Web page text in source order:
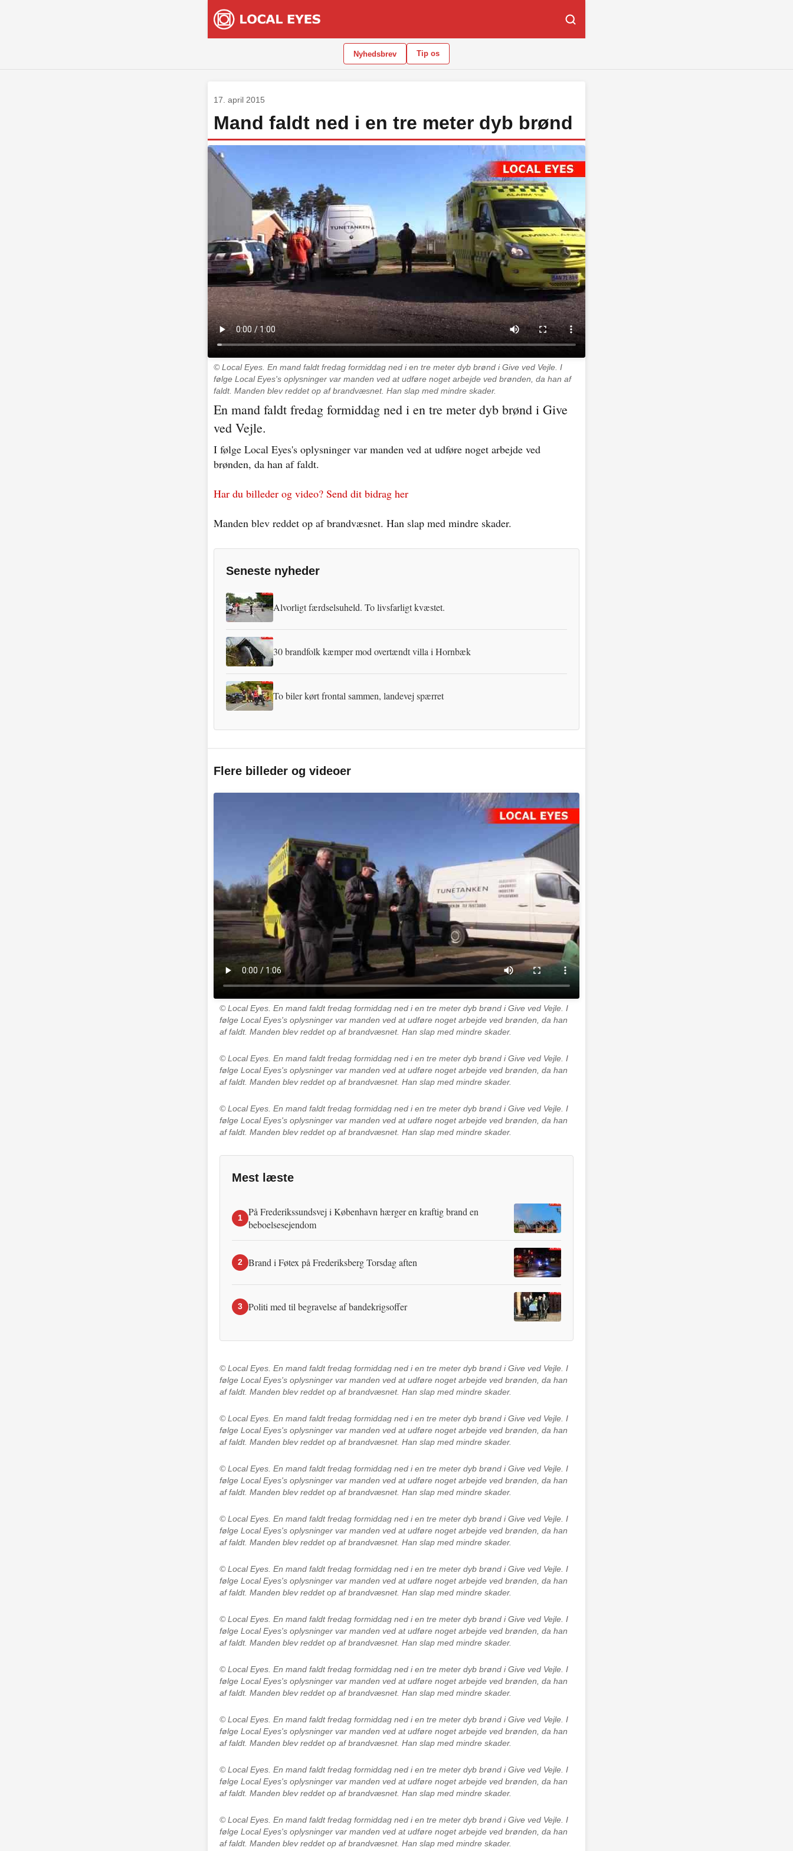
Nyhedsbrev Tip os
17. april 2015
Mand faldt ned i en tre meter dyb brønd
© Local Eyes. En mand faldt fredag formiddag ned i en tre meter dyb brønd i Give ved Vejle. I
følge Local Eyes's oplysninger var manden ved at udføre noget arbejde ved brønden, da han af
faldt. Manden blev reddet op af brandvæsnet. Han slap med mindre skader.
En mand faldt fredag formiddag ned i en tre meter dyb brønd i Give
ved Vejle.
I følge Local Eyes's oplysninger var manden ved at udføre noget arbejde ved
brønden, da han af faldt.
Har du billeder og video? Send dit bidrag her
Manden blev reddet op af brandvæsnet. Han slap med mindre skader.
Seneste nyheder
Alvorligt færdselsuheld. To livsfarligt kvæstet.
30 brandfolk kæmper mod overtændt villa i Hornbæk
To biler kørt frontal sammen, landevej spærret
Flere billeder og videoer
© Local Eyes. En mand faldt fredag formiddag ned i en tre meter dyb brønd i Give ved Vejle. I
følge Local Eyes's oplysninger var manden ved at udføre noget arbejde ved brønden, da han
af faldt. Manden blev reddet op af brandvæsnet. Han slap med mindre skader.
© Local Eyes. En mand faldt fredag formiddag ned i en tre meter dyb brønd i Give ved Vejle. I
følge Local Eyes's oplysninger var manden ved at udføre noget arbejde ved brønden, da han
af faldt. Manden blev reddet op af brandvæsnet. Han slap med mindre skader.
© Local Eyes. En mand faldt fredag formiddag ned i en tre meter dyb brønd i Give ved Vejle. I
følge Local Eyes's oplysninger var manden ved at udføre noget arbejde ved brønden, da han
af faldt. Manden blev reddet op af brandvæsnet. Han slap med mindre skader.
Mest læste
1
På Frederikssundsvej i København hærger en kraftig brand en
beboelsesejendom
2 Brand i Føtex på Frederiksberg Torsdag aften
3 Politi med til begravelse af bandekrigsoffer
© Local Eyes. En mand faldt fredag formiddag ned i en tre meter dyb brønd i Give ved Vejle. I
følge Local Eyes's oplysninger var manden ved at udføre noget arbejde ved brønden, da han
af faldt. Manden blev reddet op af brandvæsnet. Han slap med mindre skader.
© Local Eyes. En mand faldt fredag formiddag ned i en tre meter dyb brønd i Give ved Vejle. I
følge Local Eyes's oplysninger var manden ved at udføre noget arbejde ved brønden, da han
af faldt. Manden blev reddet op af brandvæsnet. Han slap med mindre skader.
© Local Eyes. En mand faldt fredag formiddag ned i en tre meter dyb brønd i Give ved Vejle. I
følge Local Eyes's oplysninger var manden ved at udføre noget arbejde ved brønden, da han
af faldt. Manden blev reddet op af brandvæsnet. Han slap med mindre skader.
© Local Eyes. En mand faldt fredag formiddag ned i en tre meter dyb brønd i Give ved Vejle. I
følge Local Eyes's oplysninger var manden ved at udføre noget arbejde ved brønden, da han
af faldt. Manden blev reddet op af brandvæsnet. Han slap med mindre skader.
© Local Eyes. En mand faldt fredag formiddag ned i en tre meter dyb brønd i Give ved Vejle. I
følge Local Eyes's oplysninger var manden ved at udføre noget arbejde ved brønden, da han
af faldt. Manden blev reddet op af brandvæsnet. Han slap med mindre skader.
© Local Eyes. En mand faldt fredag formiddag ned i en tre meter dyb brønd i Give ved Vejle. I
følge Local Eyes's oplysninger var manden ved at udføre noget arbejde ved brønden, da han
af faldt. Manden blev reddet op af brandvæsnet. Han slap med mindre skader.
© Local Eyes. En mand faldt fredag formiddag ned i en tre meter dyb brønd i Give ved Vejle. I
følge Local Eyes's oplysninger var manden ved at udføre noget arbejde ved brønden, da han
af faldt. Manden blev reddet op af brandvæsnet. Han slap med mindre skader.
© Local Eyes. En mand faldt fredag formiddag ned i en tre meter dyb brønd i Give ved Vejle. I
følge Local Eyes's oplysninger var manden ved at udføre noget arbejde ved brønden, da han
af faldt. Manden blev reddet op af brandvæsnet. Han slap med mindre skader.
© Local Eyes. En mand faldt fredag formiddag ned i en tre meter dyb brønd i Give ved Vejle. I
følge Local Eyes's oplysninger var manden ved at udføre noget arbejde ved brønden, da han
af faldt. Manden blev reddet op af brandvæsnet. Han slap med mindre skader.
© Local Eyes. En mand faldt fredag formiddag ned i en tre meter dyb brønd i Give ved Vejle. I
følge Local Eyes's oplysninger var manden ved at udføre noget arbejde ved brønden, da han
af faldt. Manden blev reddet op af brandvæsnet. Han slap med mindre skader.